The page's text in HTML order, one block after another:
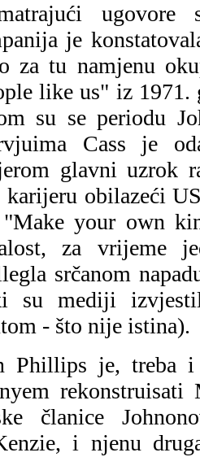
ugovore
je
za tu namjenu
like us" iz
su se periodu
Cass je
glavni uzrok
karijeru obilazeći
your own
za vrijeme
srčanom
su mediji
- što nije istina).
Phillips je, treba
članice
i njenu